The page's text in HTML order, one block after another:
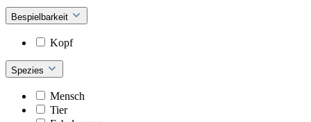
Bespielbarkeit
Kopf
Spezies
Mensch
Tier